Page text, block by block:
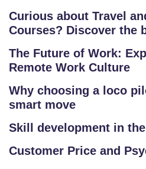
IN
D
U
S
RI
L
C
Curious about Travel
Courses? Discover the
The Future of Work:
Remote Work Culture
Why choosing a loco
smart move
Skill development in
Customer Price and